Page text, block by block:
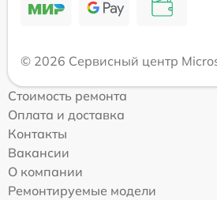
© 2026 Сервисный центр
Стоимость ремонта
Оплата и доставка
Контакты
Вакансии
О компании
Ремонтируемые модели